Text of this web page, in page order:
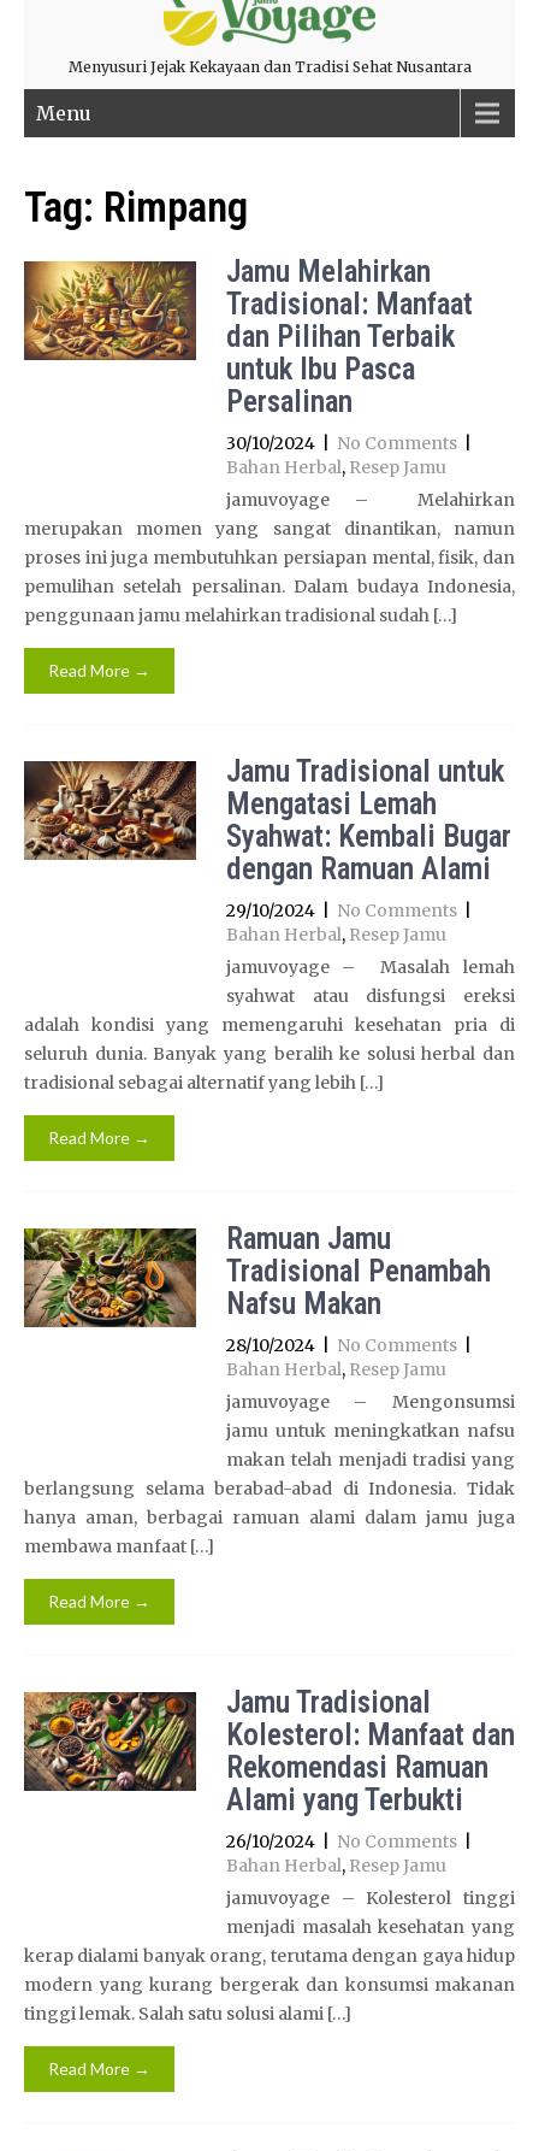
Menyusuri Jejak Kekayaan dan Tradisi Sehat Nusantara
Menu
Tag: Rimpang
Jamu Melahirkan
Tradisional: Manfaat
dan Pilihan Terbaik
untuk Ibu Pasca
Persalinan
30/10/2024 No Comments
Bahan Herbal, Resep Jamu
jamuvoyage – Melahirkan
merupakan momen yang sangat dinantikan, namun
proses ini juga membutuhkan persiapan mental, fisik, dan
pemulihan setelah persalinan. Dalam budaya Indonesia,
penggunaan jamu melahirkan tradisional sudah […]
Read More →
Jamu Tradisional untuk
Mengatasi Lemah
Syahwat: Kembali Bugar
dengan Ramuan Alami
29/10/2024 No Comments
Bahan Herbal, Resep Jamu
jamuvoyage – Masalah lemah
syahwat atau disfungsi ereksi
adalah kondisi yang memengaruhi kesehatan pria di
seluruh dunia. Banyak yang beralih ke solusi herbal dan
tradisional sebagai alternatif yang lebih […]
Read More →
Ramuan Jamu
Tradisional Penambah
Nafsu Makan
28/10/2024 No Comments
Bahan Herbal, Resep Jamu
jamuvoyage – Mengonsumsi
jamu untuk meningkatkan nafsu
makan telah menjadi tradisi yang
berlangsung selama berabad-abad di Indonesia. Tidak
hanya aman, berbagai ramuan alami dalam jamu juga
membawa manfaat […]
Read More →
Jamu Tradisional
Kolesterol: Manfaat dan
Rekomendasi Ramuan
Alami yang Terbukti
26/10/2024 No Comments
Bahan Herbal, Resep Jamu
jamuvoyage – Kolesterol tinggi
menjadi masalah kesehatan yang
kerap dialami banyak orang, terutama dengan gaya hidup
modern yang kurang bergerak dan konsumsi makanan
tinggi lemak. Salah satu solusi alami […]
Read More →